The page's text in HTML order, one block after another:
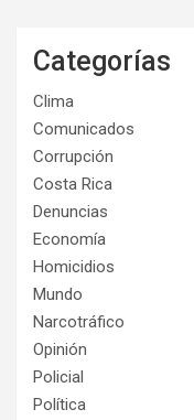
Categorías
Clima
Comunicados
Corrupción
Costa Rica
Denuncias
Economía
Homicidios
Mundo
Narcotráfico
Opinión
Policial
Política